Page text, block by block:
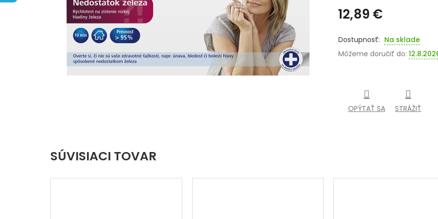
hviezdičiek.
12,89 €
cena:
Na sklade
Môžeme doručiť do:
OPÝTAŤ SA STRÁŽIŤ
SÚVISIACI TOVAR